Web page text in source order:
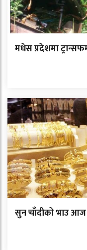
मधेस प्रदेशमा
सुन चाँदीको भाउ आज